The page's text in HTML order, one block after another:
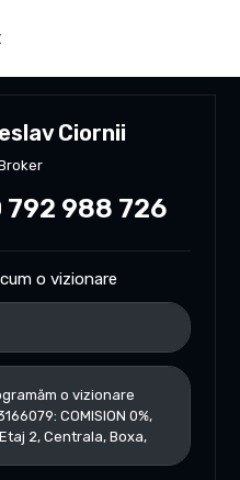
Ciornii
792 988 726
o vizionare